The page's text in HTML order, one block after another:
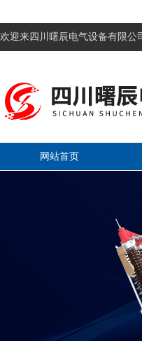
欢迎来四川曙辰电气设备有限公
网站首页